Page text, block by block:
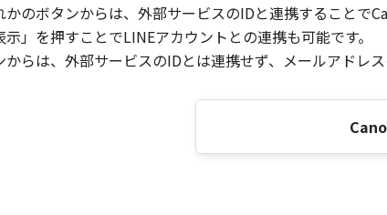
のボタンからは、外部サービスのIDと連携することで
示」を押すことでLINEアカウントとの連携も可能です。
らは、外部サービスのIDとは連携せず、メールアドレス